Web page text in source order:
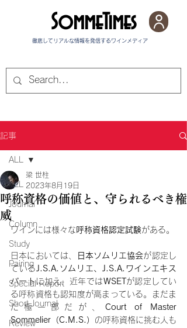
徹底してリアルな情報を発信する​ワインメディア
SommeTimes
記事
ALL
Journal
Column
Study
Pairing
Special Report
Short Journal
Review
ALL
呼称資格の価値と、守られるべき権
威
梁 世柱
2023年8月19日
ワインには様々な 呼称資格認定試験がある。
日本においては、 日本ソムリエ協会が認定し
ているJ.S.A.ソムリエ、J.S.A.ワインエキス
パートに加え、近年ではWSET
が認定してい
る呼称資格も認知度が高まっている。まだま
だ極一部だが、 Court of Master
Sommelier（C.M.S.） の呼称資格に挑む人も